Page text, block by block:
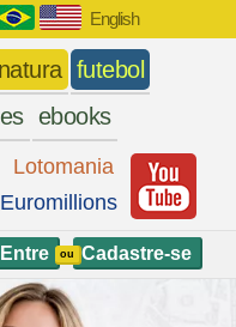
English
futebol
ebooks
Lotomania
Euromillions
Entre ou Cadastre-se